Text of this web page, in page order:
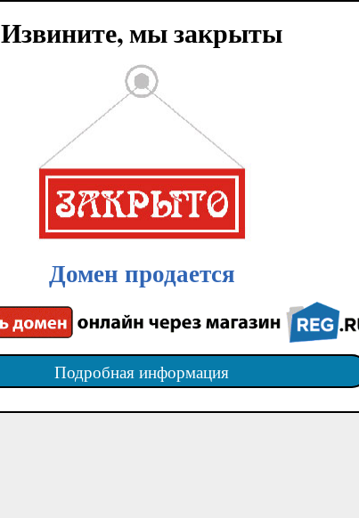
Извините, мы закрыты
Домен продается
Подробная информация